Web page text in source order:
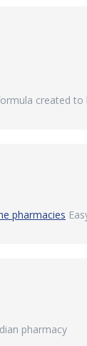
created
pharmacies
pharmacy